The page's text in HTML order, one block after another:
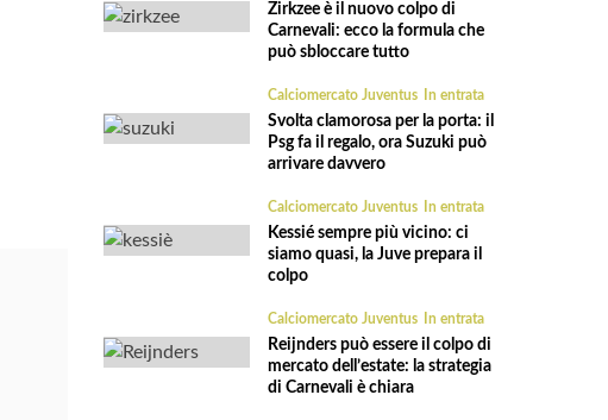
Zirkzee è il nuovo colpo di
Carnevali: ecco la formula che
può sbloccare tutto
Calciomercato Juventus In entrata
Svolta clamorosa per la porta: il
Psg fa il regalo, ora Suzuki può
arrivare davvero
Calciomercato Juventus In entrata
Kessié sempre più vicino: ci
siamo quasi, la Juve prepara il
colpo
Calciomercato Juventus In entrata
Reijnders può essere il colpo di
mercato dell’estate: la strategia
di Carnevali è chiara